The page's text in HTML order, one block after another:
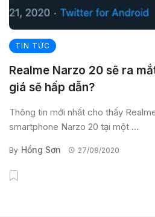
TIN TỨC
Realme Narzo 20 sẽ ra
giá sẽ hấp dẫn?
Thông tin mới nhất cho thấy
smartphone Narzo 20 tại một ...
By Hồng Sơn 27/08/2020